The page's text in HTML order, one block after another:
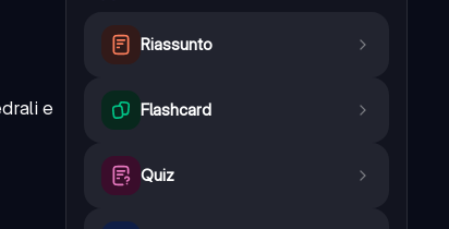
e
Riassunto
Flashcard
Quiz